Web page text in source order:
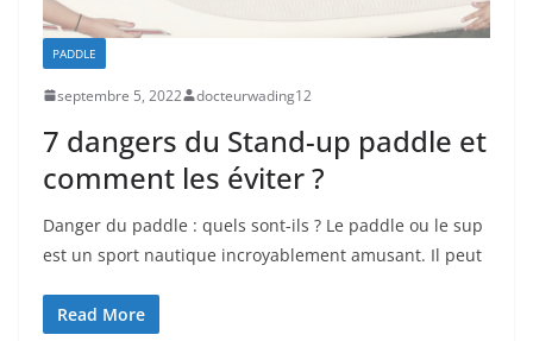
PADDLE
septembre 5, 2022 docteurwading12
7 dangers du Stand-up paddle et
comment les éviter ?
Danger du paddle : quels sont-ils ? Le paddle ou le sup
est un sport nautique incroyablement amusant. Il peut
Read More